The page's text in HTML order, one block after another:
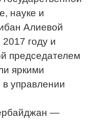
науке и
Алиевой
году и
председателем
яркими
управлении
—